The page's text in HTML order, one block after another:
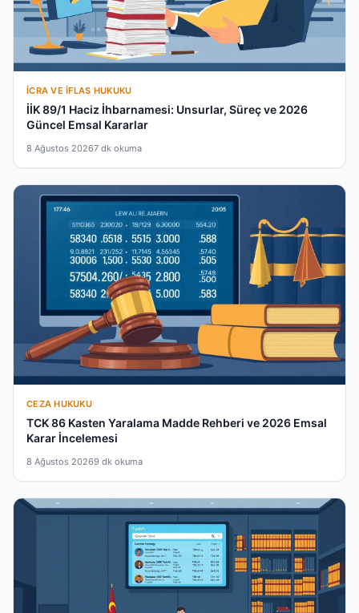
İCRA VE İFLAS HUKUKU
İİK 89/1 Haciz İhbarnamesi: Unsurlar, Süreç ve 2026
Güncel Emsal Kararlar
8 Ağustos 20267 dk okuma
CEZA HUKUKU
TCK 86 Kasten Yaralama Madde Rehberi ve 2026 Emsal
Karar İncelemesi
8 Ağustos 20269 dk okuma